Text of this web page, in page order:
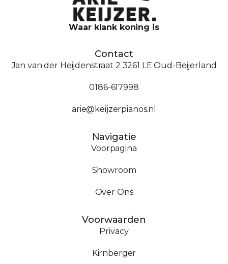
Waar klank koning is
Contact
Jan van der Heijdenstraat 2 3261 LE Oud-Beijerland
0186-617998
arie@keijzerpianos.nl
Navigatie
Voorpagina
Showroom
Over Ons
Voorwaarden
Privacy
Kirnberger